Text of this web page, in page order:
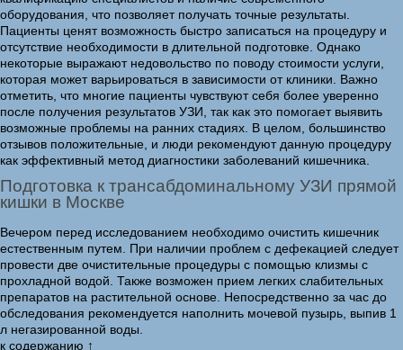
оборудования, что позволяет получать точные результаты.
Пациенты ценят возможность быстро записаться на процедуру и
отсутствие необходимости в длительной подготовке. Однако
некоторые выражают недовольство по поводу стоимости услуги,
которая может варьироваться в зависимости от клиники. Важно
отметить, что многие пациенты чувствуют себя более уверенно
после получения результатов УЗИ, так как это помогает выявить
возможные проблемы на ранних стадиях. В целом, большинство
отзывов положительные, и люди рекомендуют данную процедуру
как эффективный метод диагностики заболеваний кишечника.
Подготовка к трансабдоминальному УЗИ прямой
кишки в Москве
Вечером перед исследованием необходимо очистить кишечник
естественным путем. При наличии проблем с дефекацией следует
провести две очистительные процедуры с помощью клизмы с
прохладной водой. Также возможен прием легких слабительных
препаратов на растительной основе. Непосредственно за час до
обследования рекомендуется наполнить мочевой пузырь, выпив 1
л негазированной воды.
к содержанию ↑